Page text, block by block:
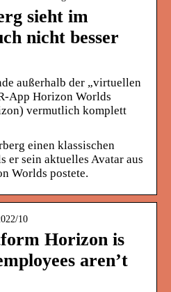
sieht im
nicht besser
außerhalb der „virtuellen
App Horizon Worlds
vermutlich komplett
einen klassischen
er sein aktuelles Avatar aus
Worlds postete.
10
Horizon is
aren’t